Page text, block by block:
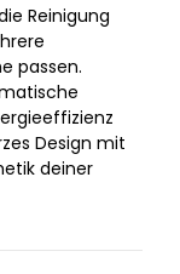
Reinigung
passen.
Design mit
deiner